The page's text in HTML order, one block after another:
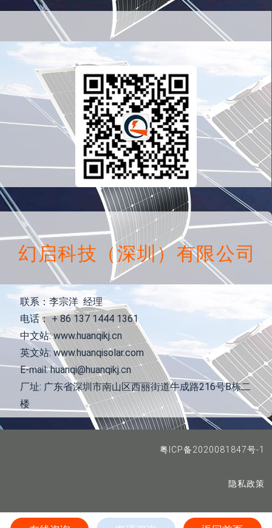
幻启科技（深圳）有限公司
联系：李宗洋 经理
电话： + 86 137 1444 1361
中文站: www.huanqikj.cn
英文站: www.huanqisolar.com
E-mail: huanqi@huanqikj.cn
厂址: 广东省深圳市南山区西丽街道牛成路216号B栋二
楼
粤ICP备2020081847号-1
隐私政策
COMPANY 2020 © ALL RIGHTS RESERVED. DESIGN BY 幻启科